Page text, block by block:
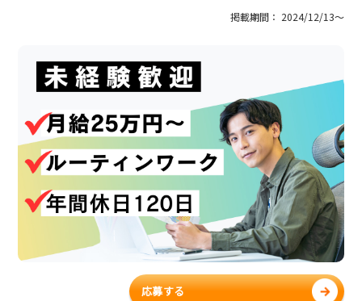
掲載期間： 2024/12/13〜
応募する